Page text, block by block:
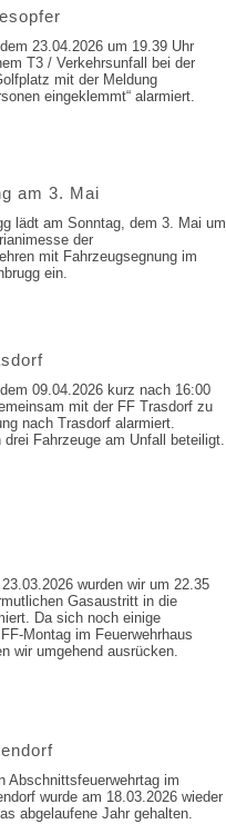
23.04.2026 um 19.39 Uhr
T3 / Verkehrsunfall bei der
mit der Meldung
eingeklemmt“ alarmiert.
am 3. Mai
lädt am Sonntag, dem 3. Mai um
der
mit Fahrzeugsegnung im
ein.
09.04.2026 kurz nach 16:00
mit der FF Trasdorf zu
nach Trasdorf alarmiert.
drei Fahrzeuge am Unfall beteiligt.
wurden wir um 22.35
Gasaustritt in die
Da sich noch einige
Montag im Feuerwehrhaus
wir umgehend ausrücken.
Abschnittsfeuerwehrtag im
wurde am 18.03.2026 wieder
abgelaufene Jahr gehalten.